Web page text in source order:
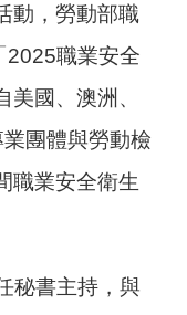
動，勞動部職
2025職業安全
國、澳洲、
團體與勞動檢
職業安全衛生
秘書主持，與